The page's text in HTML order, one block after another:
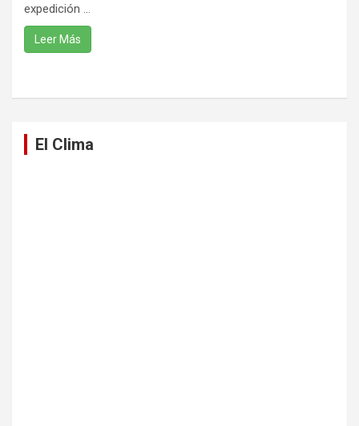
expedición ...
Leer Más
El Clima